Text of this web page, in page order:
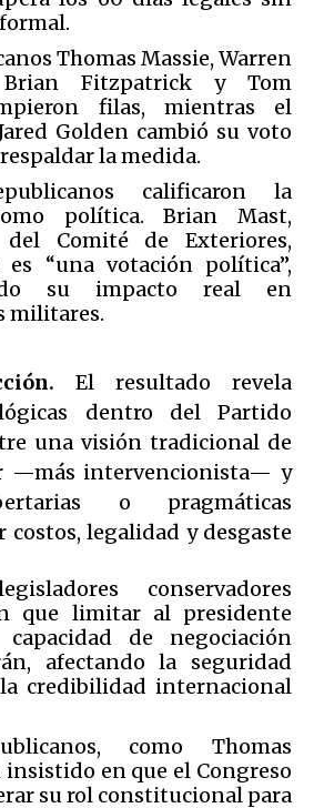
Thomas Massie, Warren
Brian Fitzpatrick y Tom
filas, mientras el
Golden cambió su voto
la medida.
calificaron la
política. Brian Mast,
del Comité de Exteriores,
“una votación política”,
su impacto real en
militares.
El resultado revela
dentro del Partido
una visión tradicional de
—más intervencionista— y
o pragmáticas
costos, legalidad y desgaste
conservadores
que limitar al presidente
de negociación
afectando la seguridad
credibilidad internacional
como Thomas
insistido en que el Congreso
su rol constitucional para